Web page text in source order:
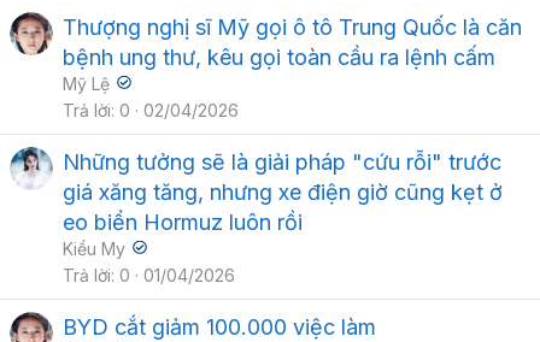
Thượng nghị sĩ Mỹ gọi ô tô Trung Quốc là căn
bệnh ung thư, kêu gọi toàn cầu ra lệnh cấm
Mỹ Lệ
Trả lời 0 02/04/2026
Những tưởng sẽ là giải pháp "cứu rỗi" trước
giá xăng tăng, nhưng xe điện giờ cũng kẹt ở
eo biển Hormuz luôn rồi
Kiều My
Trả lời 0 01/04/2026
BYD cắt giảm 100.000 việc làm